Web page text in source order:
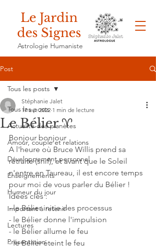
Le Jardin
des Signes
Astrologie Humaniste
Post
Tous les posts
Actualité des planètes
Amour, couple et relations
Développement personnel
Enseignements
Humeur du jour
Important à retenir
Lectures
Présentation
Tous les posts
Le Bélier ♈️
Stéphanie Jalet
17 avr. 2022 1 min de lecture
Bonjour bonjour
A l'heure où Bruce Willis prend sa
retraite (snif), et avant que le Soleil
n'entre en Taureau, il est encore temps
pour moi de vous parler du Bélier !
Idées clés :
- le Bélier initie des processus
- le Bélier donne l'impulsion
- le Bélier allume le feu
- le Bélier éteint le feu